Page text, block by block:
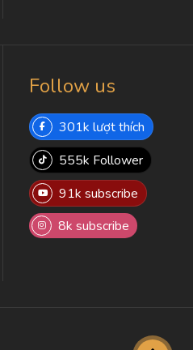
Follow us
301k lượt thích
555k Follower
91k subscribe
8k subscribe